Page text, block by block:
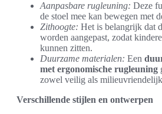
Aanpasbare rugleuning: Deze
de stoel mee kan bewegen met
Zithoogte: Het is belangrijk dat
worden aangepast, zodat
kunnen zitten.
Duurzame materialen: Een
met ergonomische rugleuning
zowel veilig als
Verschillende stijlen en ontwerpen